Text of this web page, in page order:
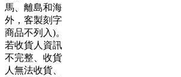
馬、離島和海
外，客製刻字
商品不列入)。
若收貨人資訊
不完整、收貨
人無法收貨、